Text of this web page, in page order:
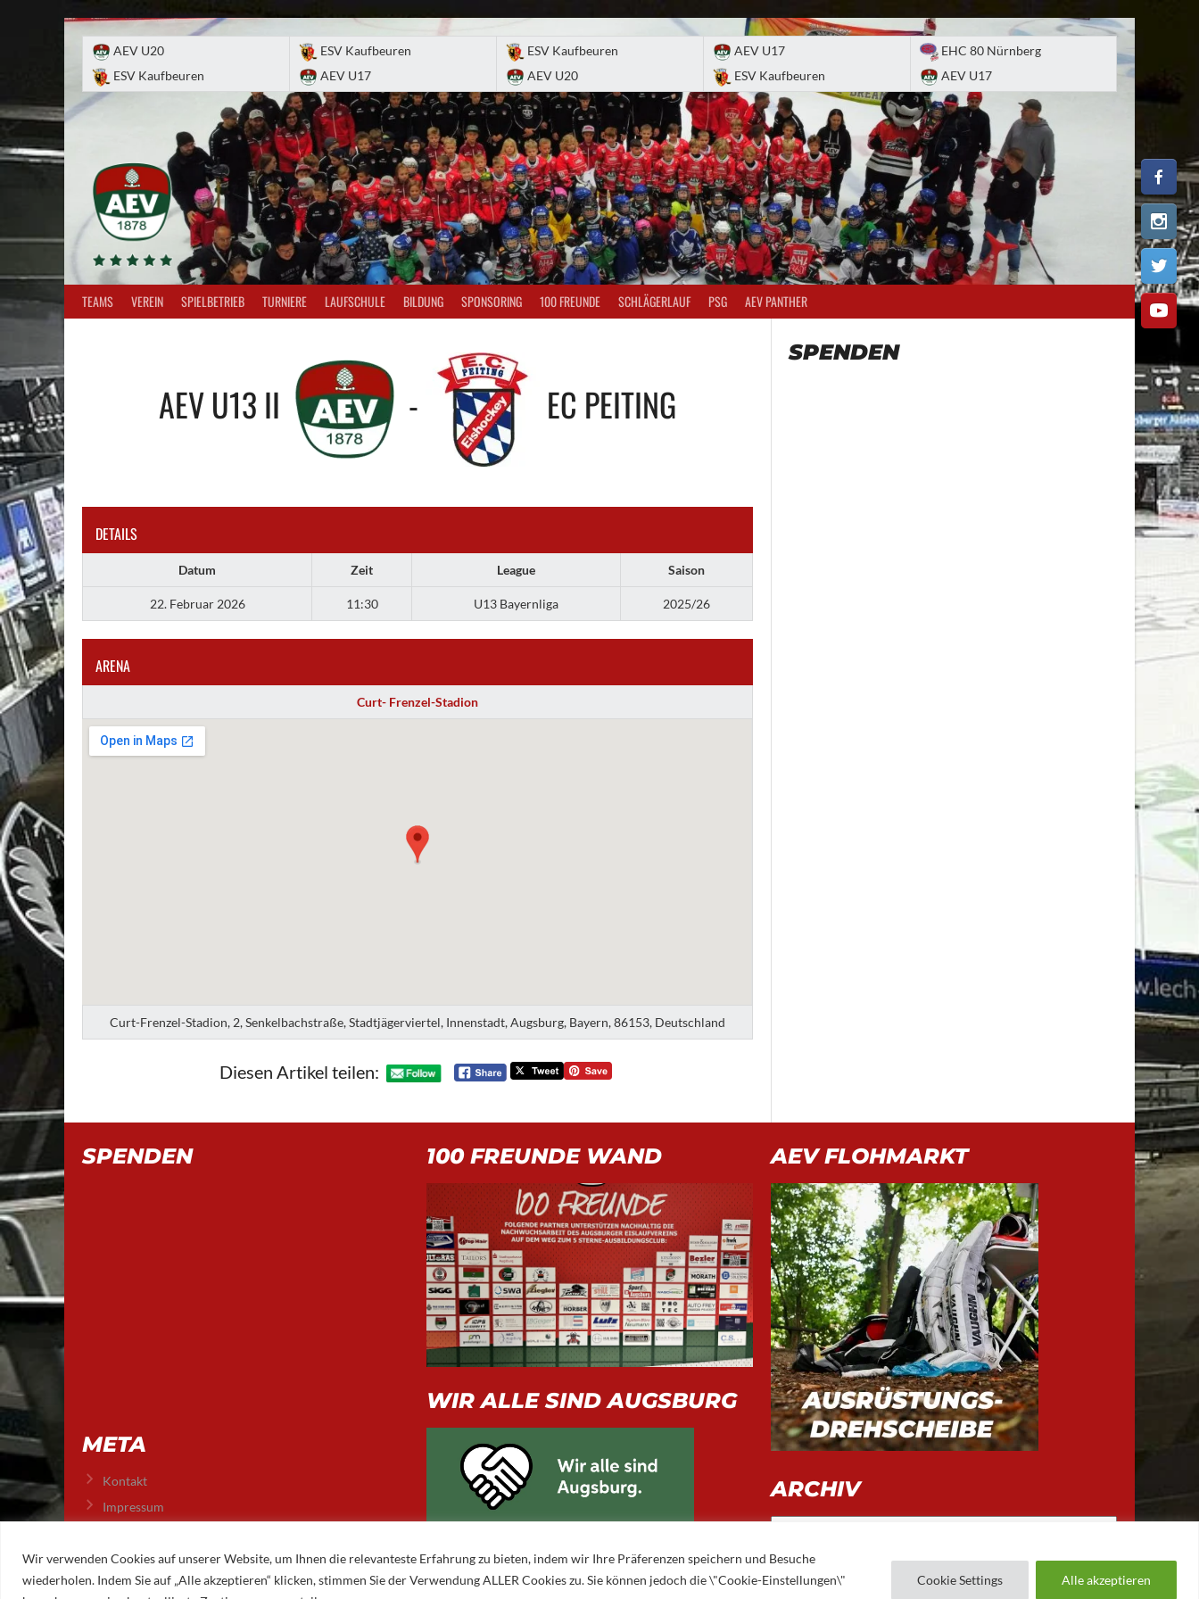
Wir verwenden Cookies auf unserer Website, um Ihnen die relevanteste Erfahrung zu bieten, indem wir Ihre Präferenzen speichern und Besuche
wiederholen. Indem Sie auf „Alle akzeptieren“ klicken, stimmen Sie der Verwendung ALLER Cookies zu. Sie können jedoch die \"Cookie-Einstellungen\"
Cookie Settings Alle akzeptieren
AEV U20
ESV Kaufbeuren
ESV Kaufbeuren
AEV U17
ESV Kaufbeuren
AEV U20
AEV U17
ESV Kaufbeuren
EHC 80 Nürnberg
AEV U17
TEAMS VEREIN SPIELBETRIEB TURNIERE LAUFSCHULE BILDUNG SPONSORING 100 FREUNDE SCHLÄGERLAUF PSG AEV PANTHER
AEV U13 II - EC PEITING
DETAILS
Datum Zeit League Saison
22. Februar 2026 11:30 U13 Bayernliga 2025/26
ARENA
Curt- Frenzel-Stadion
Curt-Frenzel-Stadion, 2, Senkelbachstraße, Stadtjägerviertel, Innenstadt, Augsburg, Bayern, 86153, Deutschland
Diesen Artikel teilen:
SPENDEN
SPENDEN
META
Kontakt
Impressum
100 FREUNDE WAND
WIR ALLE SIND AUGSBURG
AEV FLOHMARKT
ARCHIV
Archiv
© 2026 AUGSBURGER EISLAUFVEREIN E.V. AUGSBURGER EV